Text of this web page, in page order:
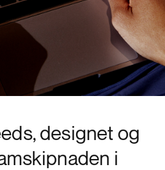
designet og
i